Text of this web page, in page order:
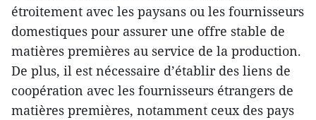
étroitement avec les paysans ou les fournisseurs
domestiques pour assurer une offre stable de
matières premières au service de la production.
De plus, il est nécessaire d’établir des liens de
coopération avec les fournisseurs étrangers de
matières premières, notamment ceux des pays